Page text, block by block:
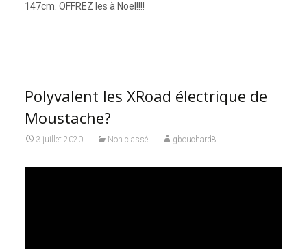
147cm. OFFREZ les à Noel!!!!
Polyvalent les XRoad électrique de
Moustache?
3 juillet 2020 Non classé gbouchard8